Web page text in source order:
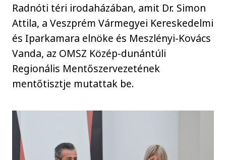
Radnóti téri irodaházában, amit Dr. Simon
Attila, a Veszprém Vármegyei Kereskedelmi
és Iparkamara elnöke és Meszlényi-Kovács
Vanda, az OMSZ Közép-dunántúli
Regionális Mentőszervezetének
mentőtisztje mutattak be.